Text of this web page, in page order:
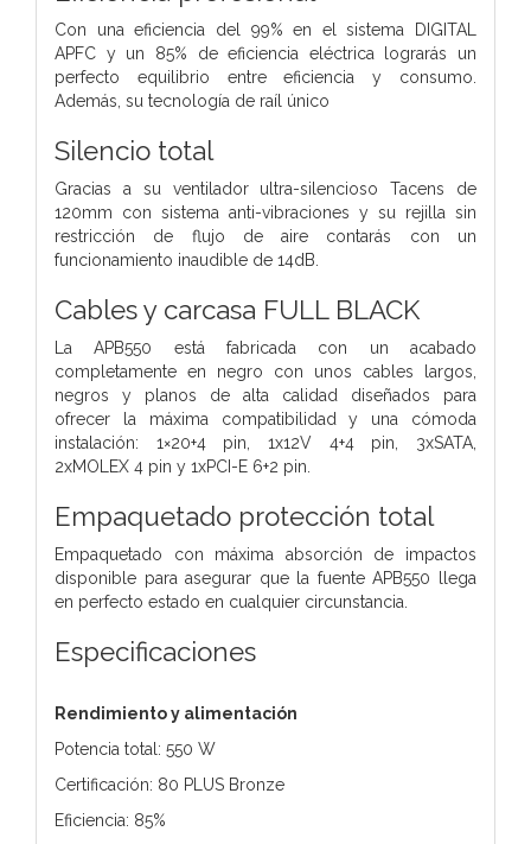
Con una eficiencia del 99% en el sistema DIGITAL
APFC y un 85% de eficiencia eléctrica lograrás un
perfecto equilibrio entre eficiencia y consumo.
Además, su tecnología de raíl único
Silencio total
Gracias a su ventilador ultra-silencioso Tacens de
120mm con sistema anti-vibraciones y su rejilla sin
restricción de flujo de aire contarás con un
funcionamiento inaudible de 14dB.
Cables y carcasa FULL BLACK
La APB550 está fabricada con un acabado
completamente en negro con unos cables largos,
negros y planos de alta calidad diseñados para
ofrecer la máxima compatibilidad y una cómoda
instalación: 1×20+4 pin, 1x12V 4+4 pin, 3xSATA,
2xMOLEX 4 pin y 1xPCI-E 6+2 pin.
Empaquetado protección total
Empaquetado con máxima absorción de impactos
disponible para asegurar que la fuente APB550 llega
en perfecto estado en cualquier circunstancia.
Especificaciones
Rendimiento y alimentación
Potencia total: 550 W
Certificación: 80 PLUS Bronze
Eficiencia: 85%